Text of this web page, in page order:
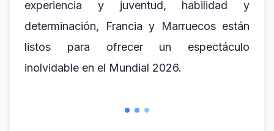
experiencia y juventud, habilidad y
determinación, Francia y Marruecos están
listos para ofrecer un espectáculo
inolvidable en el Mundial 2026.